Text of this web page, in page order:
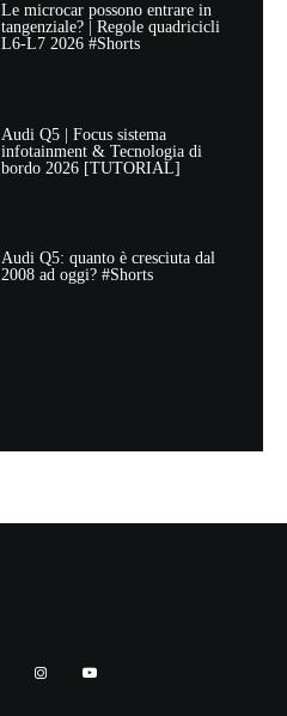
Le microcar possono entrare in
tangenziale? | Regole quadricicli
L6-L7 2026 #Shorts
Audi Q5 | Focus sistema
infotainment & Tecnologia di
bordo 2026 [TUTORIAL]
Audi Q5: quanto è cresciuta dal
2008 ad oggi? #Shorts